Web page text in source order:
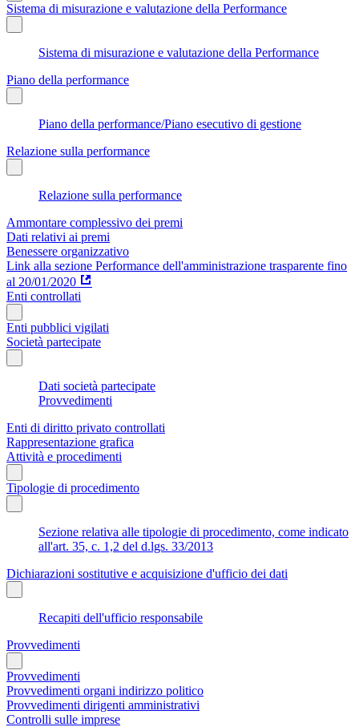
Sistema di misurazione e valutazione della Performance
Sistema di misurazione e valutazione della Performance
Piano della performance
Piano della performance/Piano esecutivo di gestione
Relazione sulla performance
Relazione sulla performance
Ammontare complessivo dei premi
Dati relativi ai premi
Benessere organizzativo
Link alla sezione Performance dell'amministrazione trasparente fino
al 20/01/2020
Enti controllati
Enti pubblici vigilati
Società partecipate
Dati società partecipate
Provvedimenti
Enti di diritto privato controllati
Rappresentazione grafica
Attività e procedimenti
Tipologie di procedimento
Sezione relativa alle tipologie di procedimento, come indicato
all'art. 35, c. 1,2 del d.lgs. 33/2013
Dichiarazioni sostitutive e acquisizione d'ufficio dei dati
Recapiti dell'ufficio responsabile
Provvedimenti
Provvedimenti
Provvedimenti organi indirizzo politico
Provvedimenti dirigenti amministrativi
Controlli sulle imprese